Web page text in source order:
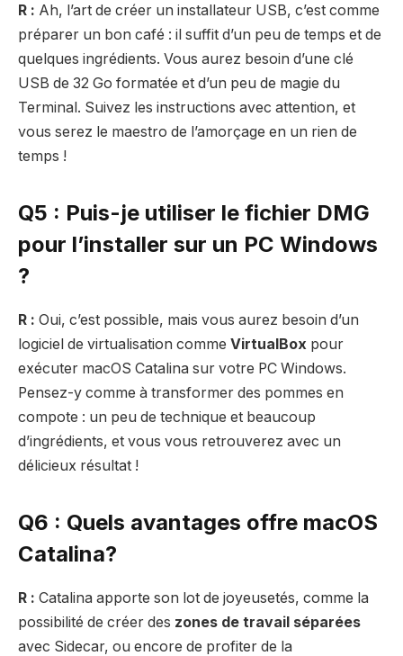
R : Ah, l’art de créer un installateur USB, c’est comme
préparer un bon café : il suffit d’un peu de temps et de
quelques ingrédients. Vous aurez besoin d’une clé
USB de 32 Go formatée et d’un peu de magie du
Terminal. Suivez les instructions avec attention, et
vous serez le maestro de l’amorçage en un rien de
temps !
Q5 : Puis-je utiliser le fichier DMG
pour l’installer sur un PC Windows
?
R : Oui, c’est possible, mais vous aurez besoin d’un
logiciel de virtualisation comme VirtualBox pour
exécuter macOS Catalina sur votre PC Windows.
Pensez-y comme à transformer des pommes en
compote : un peu de technique et beaucoup
d’ingrédients, et vous vous retrouverez avec un
délicieux résultat !
Q6 : Quels avantages offre macOS
Catalina?
R : Catalina apporte son lot de joyeusetés, comme la
possibilité de créer des zones de travail séparées
avec Sidecar, ou encore de profiter de la